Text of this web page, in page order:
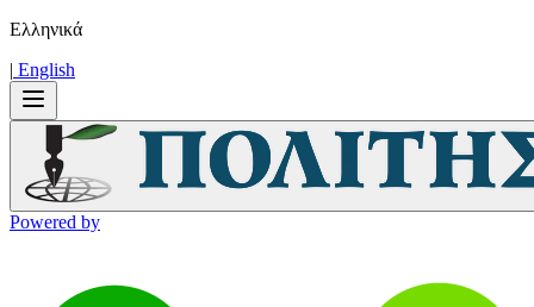
Ελληνικά
| Εnglish
Powered by